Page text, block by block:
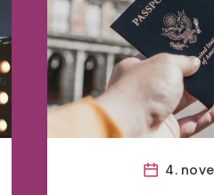
4.